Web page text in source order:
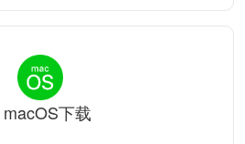
macOS下载